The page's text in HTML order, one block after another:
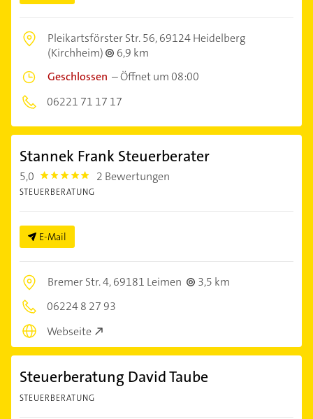
Pleikartsförster Str. 56,69124 Heidelberg
(Kirchheim)
6,9 km
Geschlossen –Öffnet um 08:00
06221 71 17 17
Stannek Frank Steuerberater
5,0 5.0 2 Bewertungen
STEUERBERATUNG
E-Mail
Bremer Str. 4,69181 Leimen
3,5 km
06224 8 27 93
Webseite
Steuerberatung David Taube
STEUERBERATUNG